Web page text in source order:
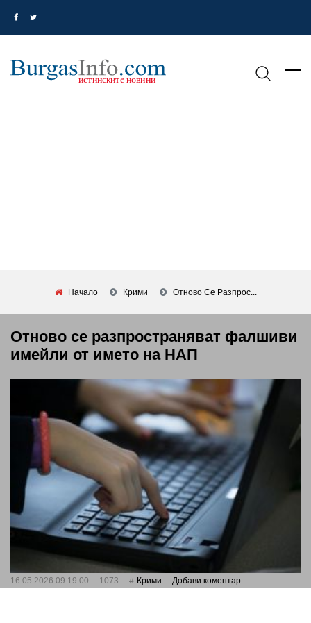
Начало Крими Отново Се Разпрос...
Отново се разпространяват фалшиви
имейли от името на НАП
16.05.2026 09:19:00 1073 Крими Добави коментар